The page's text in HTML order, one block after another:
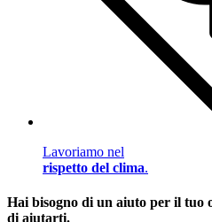
Lavoriamo nel
rispetto del clima.
Hai bisogno di un aiuto per il tuo
di aiutarti.